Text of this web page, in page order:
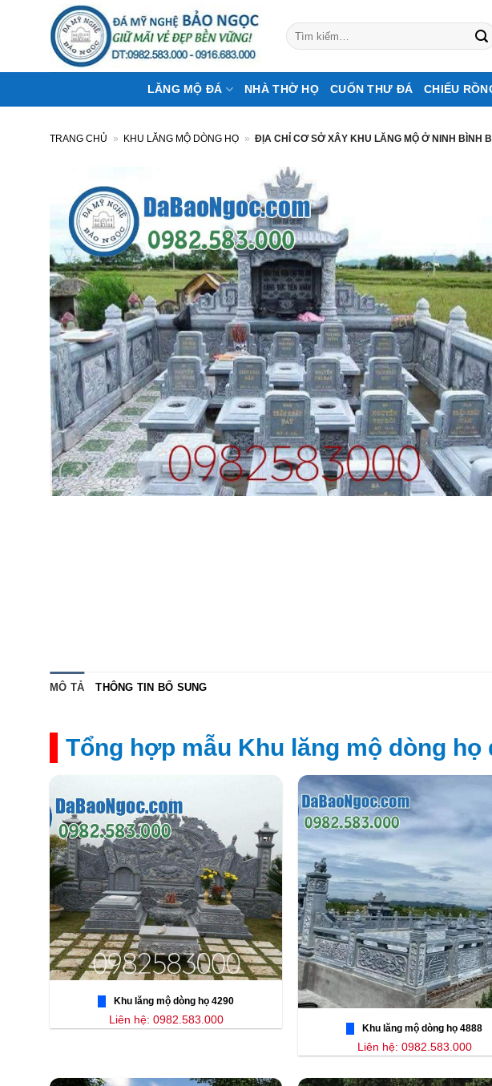
dung
Tìm
kiếm:
LĂNG MỘ ĐÁ NHÀ THỜ HỌ CUỐN THƯ ĐÁ CHIẾU
TRANG CHỦ » KHU LĂNG MỘ DÒNG HỌ » ĐỊA CHỈ CƠ SỞ XÂY KHU LĂNG MỘ Ở NINH BÌNH
MÔ TẢ THÔNG TIN BỔ SUNG
Tổng hợp mẫu Khu lăng mộ dòng họ
Khu lăng mộ dòng họ 4290
Liên hệ: 0982.583.000
Khu lăng mộ dòng họ 4888
Liên hệ: 0982.583.000